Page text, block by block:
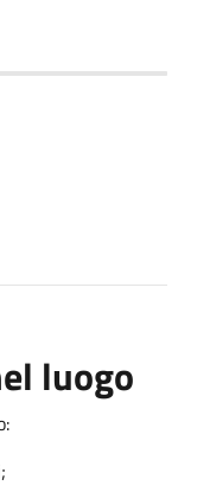
luogo